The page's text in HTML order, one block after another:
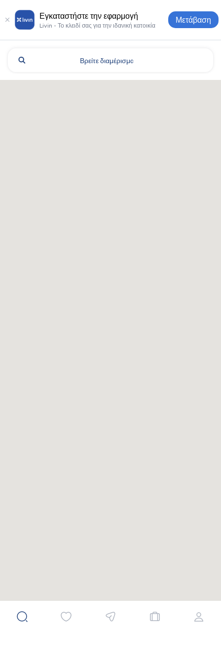
Εγκαταστήστε την εφαρμογή
Livin - Το κλειδί σας για την ιδανική κατοικία
Μετάβαση
Βρείτεδιαμέρισμα
Odesa: ξενοδοχεία και